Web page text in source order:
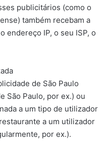
publicitários (como o
também recebam a
endereço IP, o seu ISP, o
de São Paulo
São Paulo, por ex.) ou
a um tipo de utilizador
a um utilizador
por ex.).